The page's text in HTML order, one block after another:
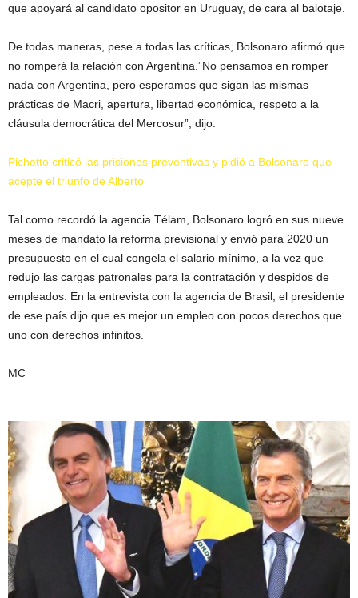
que apoyará al candidato opositor en Uruguay, de cara al balotaje.
De todas maneras, pese a todas las críticas, Bolsonaro afirmó que
no romperá la relación con Argentina.”No pensamos en romper
nada con Argentina, pero esperamos que sigan las mismas
prácticas de Macri, apertura, libertad económica, respeto a la
cláusula democrática del Mercosur”, dijo.
Pichetto criticó las prisiones preventivas y pidió a Bolsonaro que
acepte el triunfo de Alberto
Tal como recordó la agencia Télam, Bolsonaro logró en sus nueve
meses de mandato la reforma previsional y envió para 2020 un
presupuesto en el cual congela el salario mínimo, a la vez que
redujo las cargas patronales para la contratación y despidos de
empleados. En la entrevista con la agencia de Brasil, el presidente
de ese país dijo que es mejor un empleo con pocos derechos que
uno con derechos infinitos.
MC